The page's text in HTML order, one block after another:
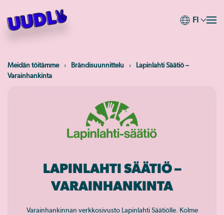
Skip
content
FI
Meidän töitämme Brändisuunnittelu
Lapinlahti Säätiö –
Varainhankinta
LAPINLAHTI SÄÄTIÖ –
VARAINHANKINTA
Varainhankinnan verkkosivusto Lapinlahti Säätiölle. Kolme